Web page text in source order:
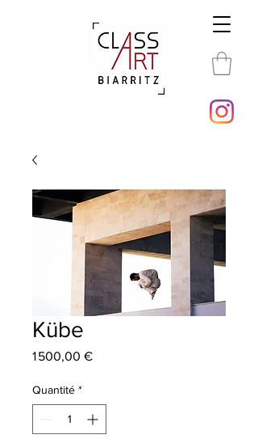
Kübe
1 500,00 €Prix
Quantité *